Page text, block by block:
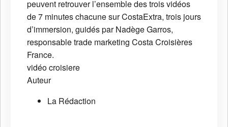
peuvent retrouver l’ensemble des trois vidéos
de 7 minutes chacune sur CostaExtra, trois jours
d’immersion, guidés par Nadège Garros,
responsable trade marketing Costa Croisières
France.
vidéocroisiere
Auteur
La Rédaction